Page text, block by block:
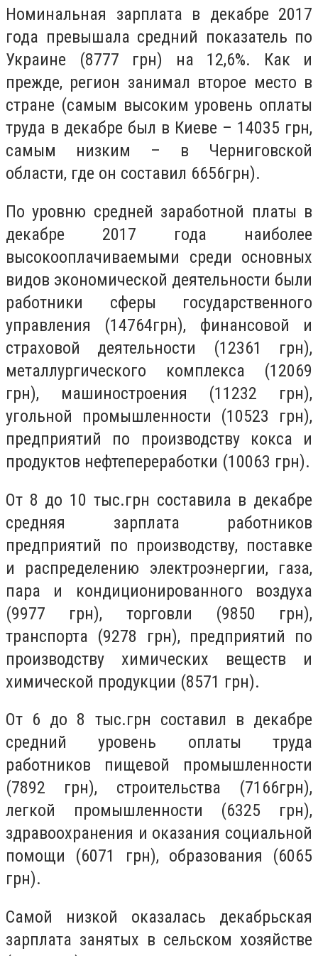
Номинальная зарплата в декабре 2017
года превышала средний показатель по
Украине (8777 грн) на 12,6%. Как и
прежде, регион занимал второе место в
стране (самым высоким уровень оплаты
труда в декабре был в Киеве – 14035 грн,
самым низким – в Черниговской
области, где он составил 6656грн).
По уровню средней заработной платы в
декабре 2017 года наиболее
высокооплачиваемыми среди основных
видов экономической деятельности были
работники сферы государственного
управления (14764грн), финансовой и
страховой деятельности (12361 грн),
металлургического комплекса (12069
грн), машиностроения (11232 грн),
угольной промышленности (10523 грн),
предприятий по производству кокса и
продуктов нефтепереработки (10063 грн).
От 8 до 10 тыс.грн составила в декабре
средняя зарплата работников
предприятий по производству, поставке
и распределению электроэнергии, газа,
пара и кондиционированного воздуха
(9977 грн), торговли (9850 грн),
транспорта (9278 грн), предприятий по
производству химических веществ и
химической продукции (8571 грн).
От 6 до 8 тыс.грн составил в декабре
средний уровень оплаты труда
работников пищевой промышленности
(7892 грн), строительства (7166грн),
легкой промышленности (6325 грн),
здравоохранения и оказания социальной
помощи (6071 грн), образования (6065
грн).
Самой низкой оказалась декабрьская
зарплата занятых в сельском хозяйстве